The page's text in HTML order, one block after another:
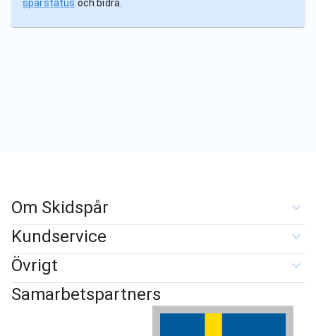
spårstatus och bidra.
Om Skidspår
Kundservice
Övrigt
Samarbetspartners